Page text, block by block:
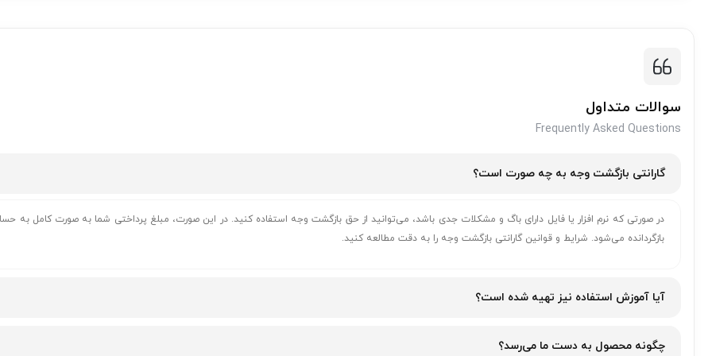
سوالات متداول
Frequently Asked Questions
گارانتی بازگشت وجه به چه صورت است؟
در صورتی که نرم افزار یا فایل دارای باگ و مشکلات جدی باشد، می‌توانید از حق بازگشت وجه استفاده کنید. در این صورت، مبلغ پرداختی شما به صورت کامل به
بازگردانده می‌شود. شرایط و قوانین گارانتی بازگشت وجه را به دقت مطالعه کنید.
آیا آموزش استفاده نیز تهیه شده است؟
چگونه محصول به دست ما می‌رسد؟